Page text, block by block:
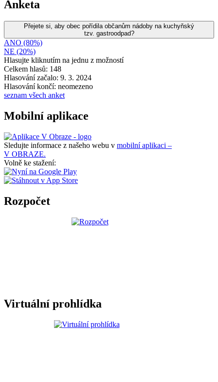
Anketa
Přejete si, aby obec pořídila občanům nádoby na kuchyňský
tzv. gastroodpad?
ANO (80%)
NE (20%)
Hlasujte kliknutím na jednu z možností
Celkem hlasů: 148
Hlasování začalo: 9. 3. 2024
Hlasování končí: neomezeno
seznam všech anket
Mobilní aplikace
Sledujte informace z našeho webu v mobilní aplikaci –
V OBRAZE.
Volně ke stažení:
Rozpočet
Virtuální prohlídka